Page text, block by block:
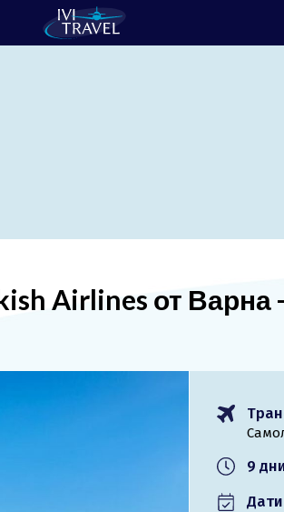
Airlines от Варна
9